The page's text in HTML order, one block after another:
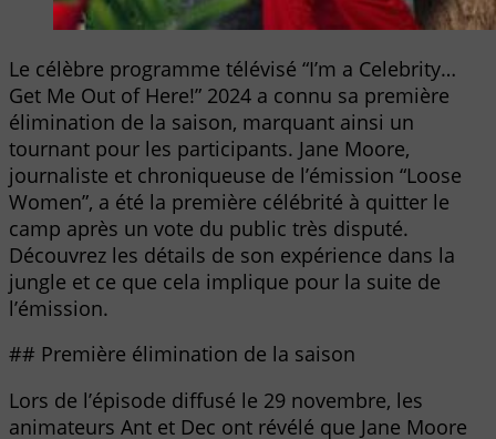
Le célèbre programme télévisé “I’m a Celebrity…
Get Me Out of Here!” 2024 a connu sa première
élimination de la saison, marquant ainsi un
tournant pour les participants. Jane Moore,
journaliste et chroniqueuse de l’émission “Loose
Women”, a été la première célébrité à quitter le
camp après un vote du public très disputé.
Découvrez les détails de son expérience dans la
jungle et ce que cela implique pour la suite de
l’émission.
## Première élimination de la saison
Lors de l’épisode diffusé le 29 novembre, les
animateurs Ant et Dec ont révélé que Jane Moore